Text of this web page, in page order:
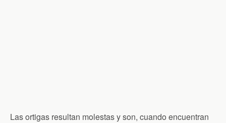
Las ortigas resultan molestas y son, cuando encuentran